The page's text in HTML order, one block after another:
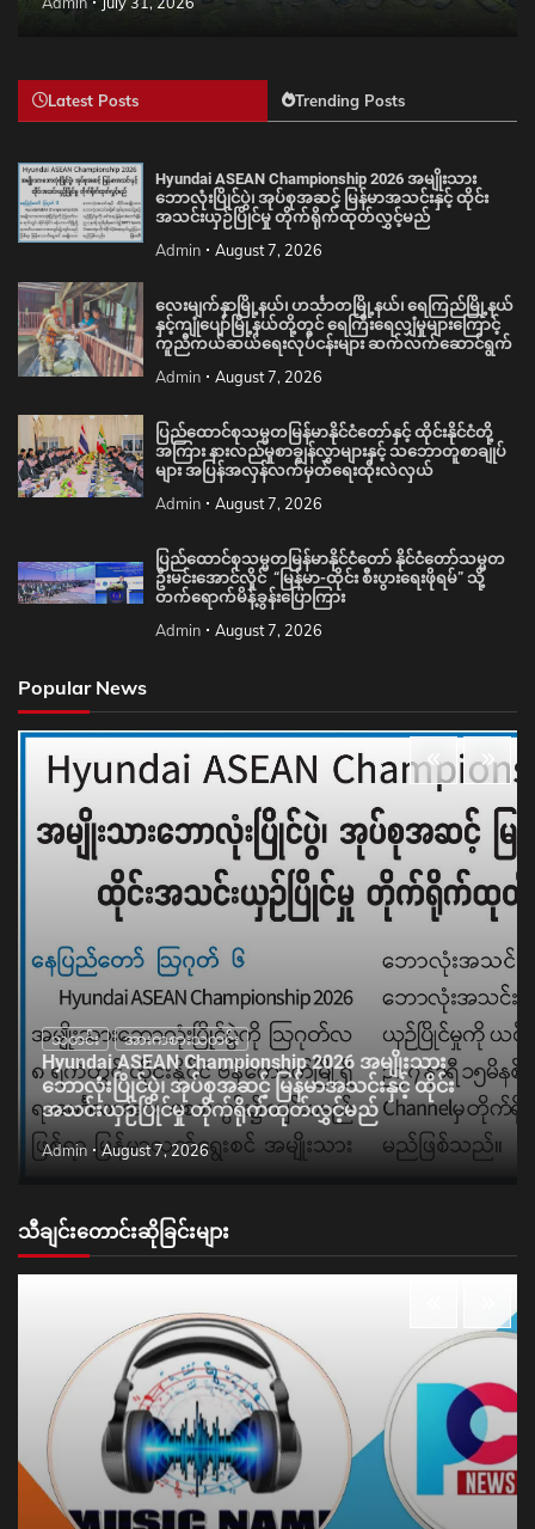
Latest Posts Trending Posts
Hyundai ASEAN Championship 2026 အမျိုးသား
ဘောလုံးပြိုင်ပွဲ၊ အုပ်စုအဆင့် မြန်မာအသင်းနှင့် ထိုင်း
အသင်းယှဉ်ပြိုင်မှု တိုက်ရိုက်ထုတ်လွှင့်မည်
Admin August 7, 2026
လေးမျက်နှာမြို့နယ်၊ ဟင်္သာတမြို့နယ်၊ ရေကြည်မြို့နယ်
နှင့်ကျုံပျော်မြို့နယ်တို့တွင် ရေကြီးရေလျှံမှုများကြောင့်
ကူညီကယ်ဆယ်ရေးလုပ်ငန်းများ ဆက်လက်ဆောင်ရွက်
Admin August 7, 2026
ပြည်ထောင်စုသမ္မတမြန်မာနိုင်ငံတော်နှင့် ထိုင်းနိုင်ငံတို့
အကြား နားလည်မှုစာချွန်လွှာများနှင့် သဘောတူစာချုပ်
များ အပြန်အလှန်လက်မှတ်ရေးထိုးလဲလှယ်
Admin August 7, 2026
ပြည်ထောင်စုသမ္မတမြန်မာနိုင်ငံတော် နိုင်ငံတော်သမ္မတ
ဦးမင်းအောင်လှိုင် “မြန်မာ-ထိုင်း စီးပွားရေးဖိုရမ်” သို့
တက်ရောက်မိန့်ခွန်းပြောကြား
Admin August 7, 2026
Popular News
သတင်း အားကစားသတင်း
Hyundai ASEAN Championship 2026 အမျိုးသား
ဘောလုံးပြိုင်ပွဲ၊ အုပ်စုအဆင့် မြန်မာအသင်းနှင့် ထိုင်း
အသင်းယှဉ်ပြိုင်မှု တိုက်ရိုက်ထုတ်လွှင့်မည်
Admin August 7, 2026
သီချင်းတောင်းဆိုခြင်းများ